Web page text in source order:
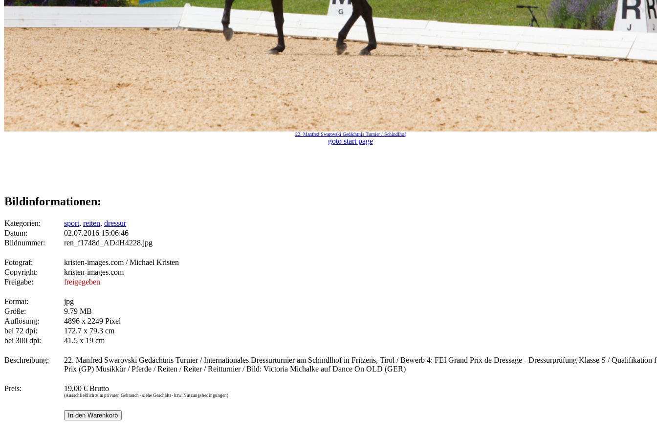
22. Manfred Swarovski Gedächtnis Turnier / Schindlhof
goto start page
Bildinformationen:
Kategorien: sport, reiten, dressur
Datum:
02.07.2016 15:06:46
Bildnummer:
ren_f1748d_AD4H4228.jpg
Fotograf:
kristen-images.com / Michael Kristen
Copyright:
kristen-images.com
Freigabe:
freigegeben
Format:
jpg
Größe:
9.79 MB
Auflösung:
4896 x 2249 Pixel
bei 72 dpi:
172.7 x 79.3 cm
bei 300 dpi:
41.5 x 19 cm
Beschreibung:
22. Manfred Swarovski Gedächtnis Turnier / Internationales Dressurturnier am Schindlhof in Fritzens, Tirol / Bewerb 4: FEI Grand Prix de Dressage - Dressurprüfung Klasse S / Qualifikation
Prix (GP) Musikkür / Pferde / Reiten / Reiter / Reitturnier / Bild: Victoria Michalke auf Dance On OLD (GER)
Preis: 19,00 € Brutto
(Ausschließlich zum privaten Gebrauch - siehe Geschäfts- bzw. Nutzungsbedingungen)